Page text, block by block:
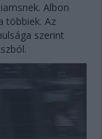
Albon
többiek. Az
szerint